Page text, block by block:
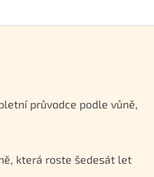
průvodce podle vůně,
která roste šedesát let